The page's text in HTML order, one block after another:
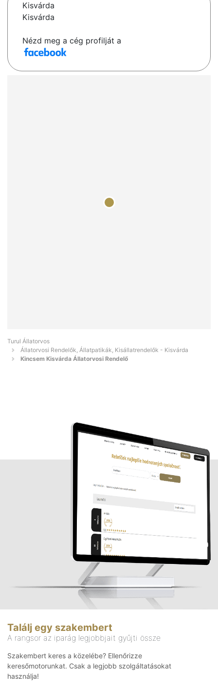
Kisvárda
Kisvárda
Nézd meg a cég profilját a
Turul Állatorvos
Állatorvosi Rendelők, Állatpatikák, Kisállatrendelők - Kisvárda
Kincsem Kisvárda Állatorvosi Rendelő
Találj egy szakembert
A rangsor az iparág legjobbjait gyűjti össze
Szakembert keres a közelébe? Ellenőrizze
keresőmotorunkat. Csak a legjobb szolgáltatásokat
használja!